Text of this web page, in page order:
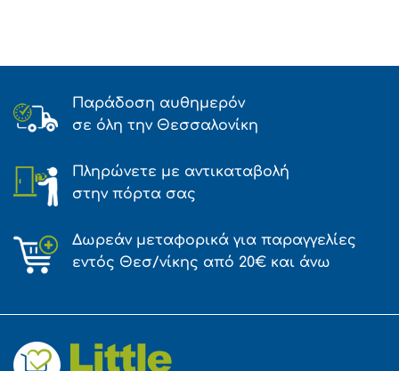
Παράδοση αυθημερόν
σε όλη την Θεσσαλονίκη
Πληρώνετε με αντικαταβολή
στην πόρτα σας
Δωρεάν μεταφορικά για παραγγελίες
εντός Θεσ/νίκης από 20€ και άνω